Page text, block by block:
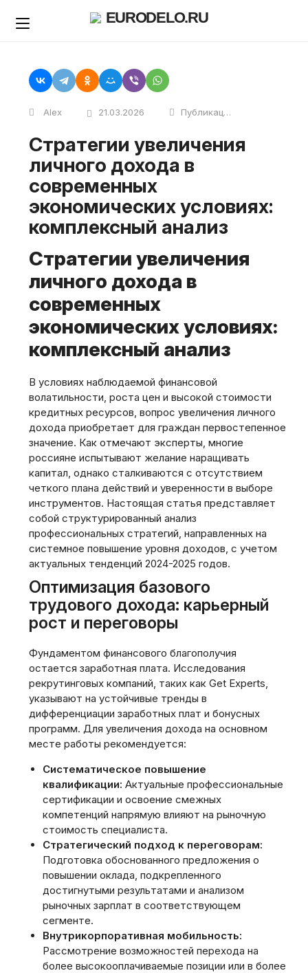
EURODELO.RU
Alex 21.03.2026 Публикации
Стратегии увеличения
личного дохода в
современных
экономических условиях:
комплексный анализ
Стратегии увеличения
личного дохода в
современных
экономических условиях:
комплексный анализ
В условиях наблюдаемой финансовой
волатильности, роста цен и высокой стоимости
кредитных ресурсов, вопрос увеличения личного
дохода приобретает для граждан первостепенное
значение. Как отмечают эксперты, многие
россияне испытывают желание наращивать
капитал, однако сталкиваются с отсутствием
четкого плана действий и уверенности в выборе
инструментов. Настоящая статья представляет
собой структурированный анализ
профессиональных стратегий, направленных на
системное повышение уровня доходов, с учетом
актуальных тенденций 2024-2025 годов.
Оптимизация базового
трудового дохода: карьерный
рост и переговоры
Фундаментом финансового благополучия
остается заработная плата. Исследования
рекрутинговых компаний, таких как Get Experts,
указывают на устойчивые тренды в
дифференциации заработных плат и бонусных
программ. Для увеличения дохода на основном
месте работы рекомендуется:
Систематическое повышение
квалификации: Актуальные профессиональные
сертификации и освоение смежных
компетенций напрямую влияют на рыночную
стоимость специалиста.
Стратегический подход к переговорам:
Подготовка обоснованного предложения о
повышении оклада, подкрепленного
достигнутыми результатами и анализом
рыночных зарплат в соответствующем
сегменте.
Внутрикорпоративная мобильность:
Рассмотрение возможностей перехода на
более высокооплачиваемые позиции или в более